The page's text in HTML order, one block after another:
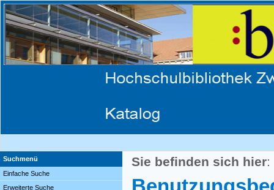
Suchmenü
Einfache Suche
Erweiterte Suche
Sie befinden sich hier: